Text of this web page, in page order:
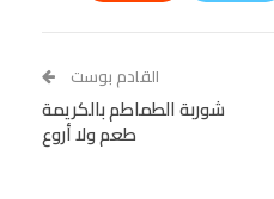
VK
Viber
القادم بوست
شوربة الطماطم بالكريمة
طعم ولا أروع